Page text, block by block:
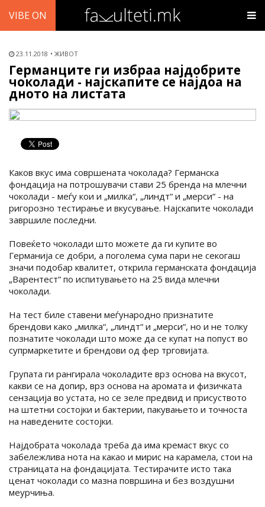
VIBE ON
23.11.2018 ЖИВОТ
Германците ги избраа најдобрите
чоколади - најскапите се најдоа на
дното на листата
Каков вкус има совршената чоколада? Германска
фондација на потрошувачи стави 25 бренда на млечни
чоколади - меѓу кои и „милка“, „линдт“ и „мерси“ - на
ригорозно тестирање и вкусување. Најскапите чоколади
завршиле последни.
Повеќето чоколади што можете да ги купите во
Германија се добри, а поголема сума пари не секогаш
значи подобар квалитет, открила германската фондација
„Варентест“ по испитувањето на 25 вида млечни
чоколади.
На тест биле ставени меѓународно признатите
брендови како „милка“, „линдт“ и „мерси“, но и не толку
познатите чоколади што може да се купат на попуст во
супрмаркетите и брендови од фер трговијата.
Групата ги рангирала чоколадите врз основа на вкусот,
какви се на допир, врз основа на аромата и физичката
сензација во устата, но се зеле предвид и присуството
на штетни состојки и бактерии, пакувањето и точноста
на наведените состојки.
Најдобрата чоколада треба да има кремаст вкус со
забележлива нота на какао и мирис на карамела, стои на
страницата на фондацијата. Тестирачите исто така
ценат чоколади со мазна површина и без воздушни
меурчиња.